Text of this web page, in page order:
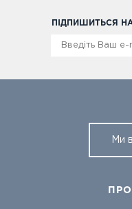
ПІДПИШИТЬСЯ
Ми